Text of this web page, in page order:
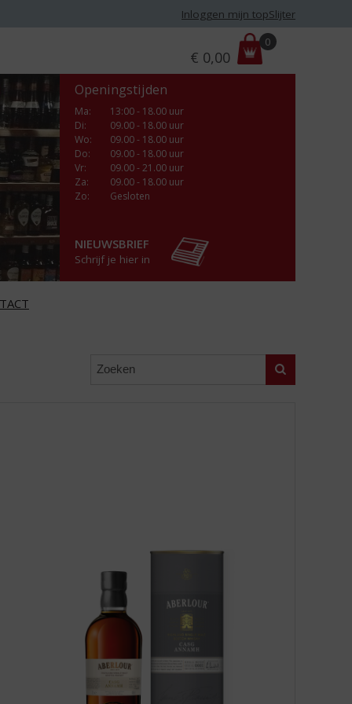
Inloggen mijn topSlijter
r
i
€ 0,00
0
Openingstijden
Ma:
13:00 - 18.00 uur
Di:
09.00 - 18.00 uur
Wo:
09.00 - 18.00 uur
Do:
09.00 - 18.00 uur
Vr:
09.00 - 21.00 uur
Za:
09.00 - 18.00 uur
Zo:
Gesloten
NIEUWSBRIEF
Schrijf je hier in
Zoeken